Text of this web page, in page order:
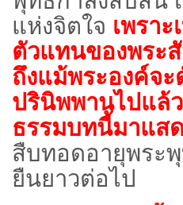
แห่งจิตใจ เพราะ
ตัวแทนของพระ
ถึงแม้พระองค์จ
ปรินิพพานไปแล้
ธรรมบทนี้มาแส
สืบทอดอายุพระ
ยืนยาวต่อไป